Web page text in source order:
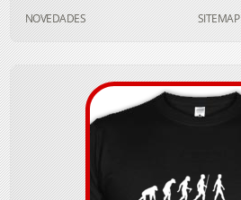
NOVEDADES
SITEMAP